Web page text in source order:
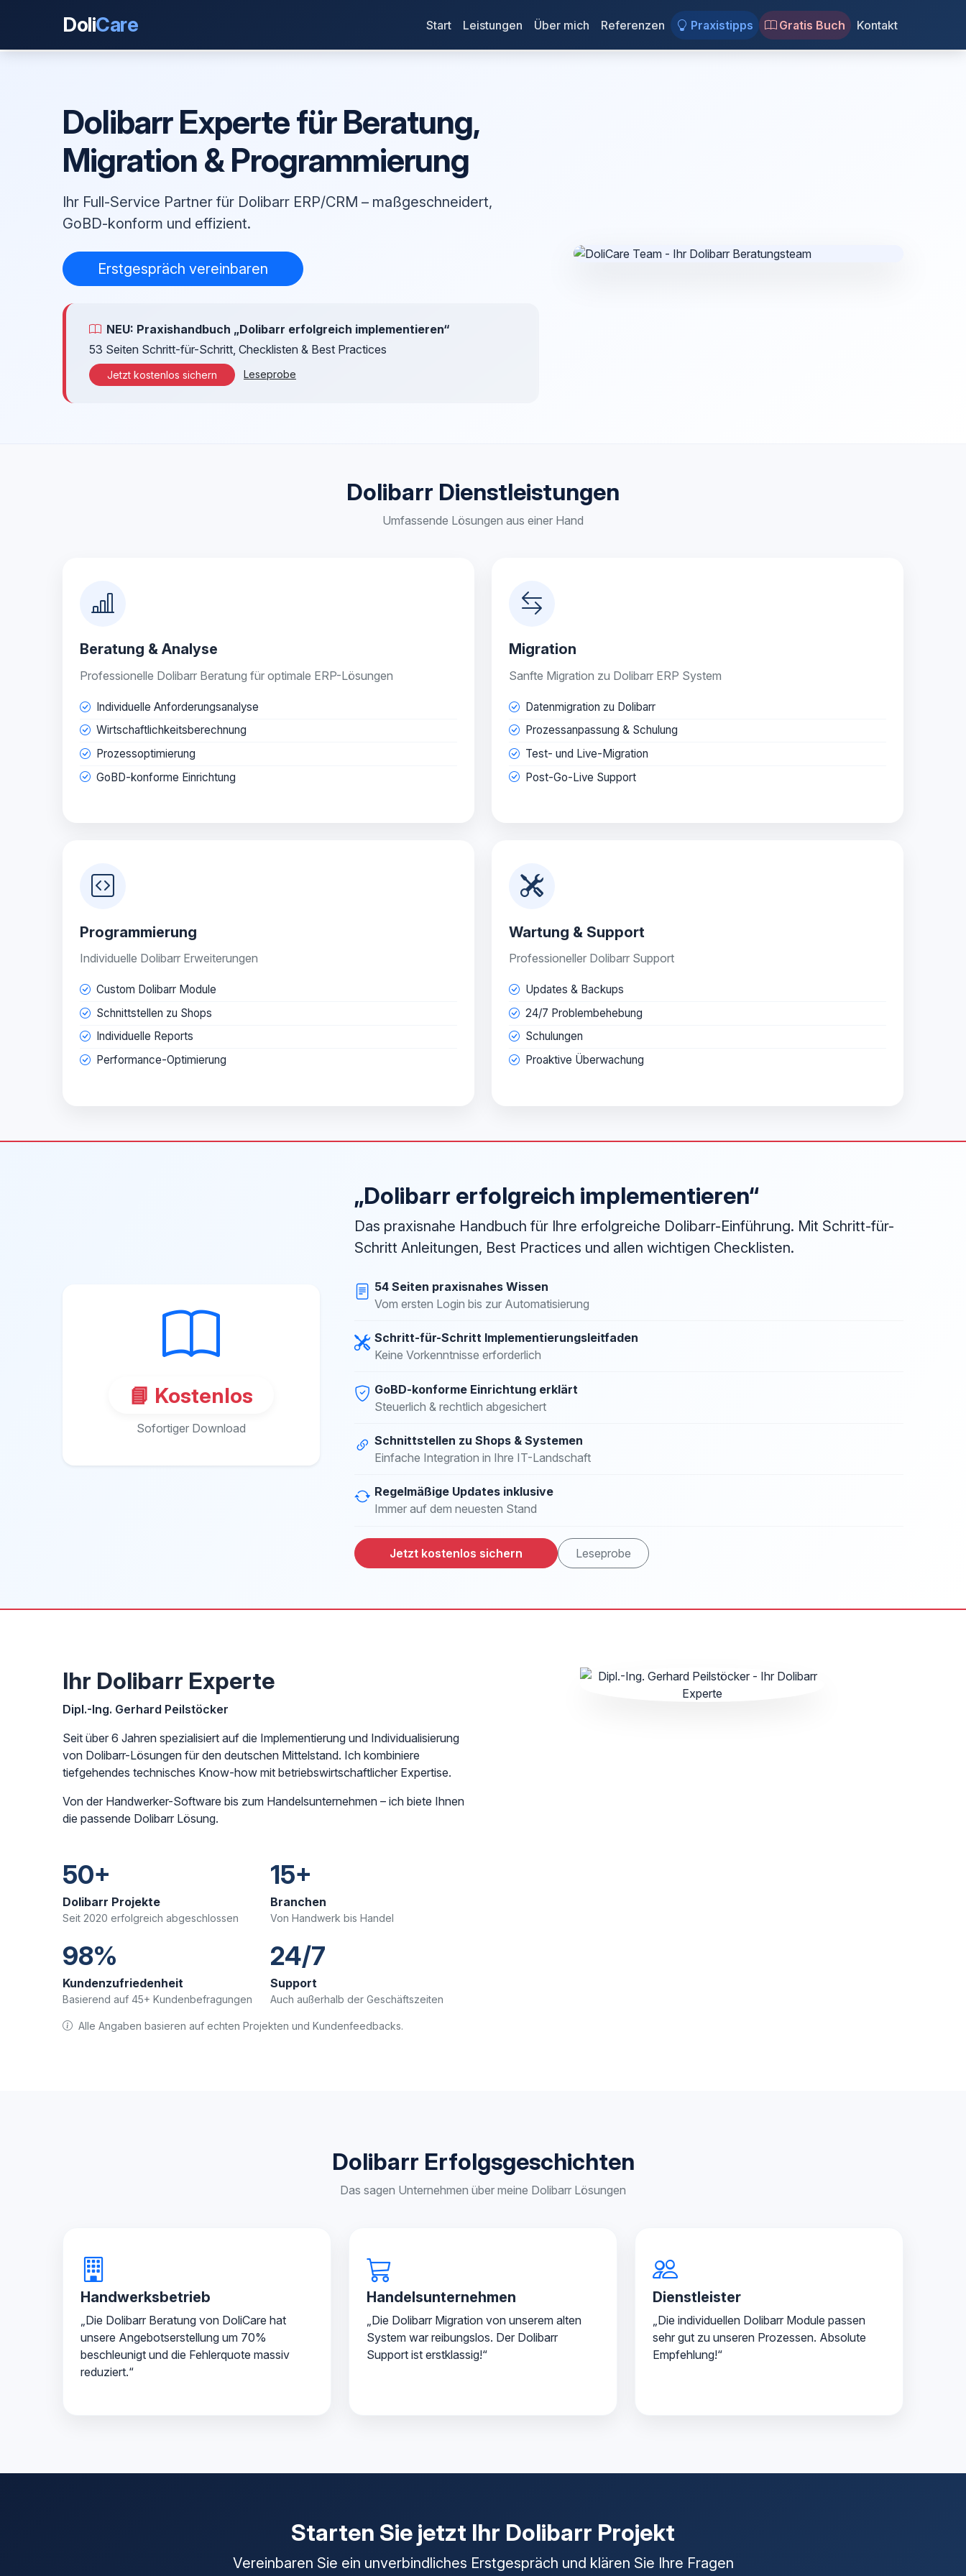
DoliCare Start Leistungen Über mich Referenzen Praxistipps Gratis Buch Kontakt
Dolibarr Experte für Beratung,
Migration & Programmierung
Ihr Full-Service Partner für Dolibarr ERP/CRM – maßgeschneidert,
GoBD-konform und effizient.
Erstgespräch vereinbaren
NEU: Praxishandbuch „Dolibarr erfolgreich implementieren“
53 Seiten Schritt-für-Schritt, Checklisten & Best Practices
Jetzt kostenlos sichern Leseprobe
Dolibarr Dienstleistungen
Umfassende Lösungen aus einer Hand
Beratung & Analyse
Professionelle Dolibarr Beratung für optimale ERP-Lösungen
Individuelle Anforderungsanalyse
Wirtschaftlichkeitsberechnung
Prozessoptimierung
GoBD-konforme Einrichtung
Migration
Sanfte Migration zu Dolibarr ERP System
Datenmigration zu Dolibarr
Prozessanpassung & Schulung
Test- und Live-Migration
Post-Go-Live Support
Programmierung
Individuelle Dolibarr Erweiterungen
Custom Dolibarr Module
Schnittstellen zu Shops
Individuelle Reports
Performance-Optimierung
Wartung & Support
Professioneller Dolibarr Support
Updates & Backups
24/7 Problembehebung
Schulungen
Proaktive Überwachung
📘 Kostenlos
Sofortiger Download
„Dolibarr erfolgreich implementieren“
Das praxisnahe Handbuch für Ihre erfolgreiche Dolibarr-Einführung. Mit Schritt-für-
Schritt Anleitungen, Best Practices und allen wichtigen Checklisten.
54 Seiten praxisnahes Wissen
Vom ersten Login bis zur Automatisierung
Schritt-für-Schritt Implementierungsleitfaden
Keine Vorkenntnisse erforderlich
GoBD-konforme Einrichtung erklärt
Steuerlich & rechtlich abgesichert
Schnittstellen zu Shops & Systemen
Einfache Integration in Ihre IT-Landschaft
Regelmäßige Updates inklusive
Immer auf dem neuesten Stand
Jetzt kostenlos sichern Leseprobe
Ihr Dolibarr Experte
Dipl.-Ing. Gerhard Peilstöcker
Seit über 6 Jahren spezialisiert auf die Implementierung und Individualisierung
von Dolibarr-Lösungen für den deutschen Mittelstand. Ich kombiniere
tiefgehendes technisches Know-how mit betriebswirtschaftlicher Expertise.
Von der Handwerker-Software bis zum Handelsunternehmen – ich biete Ihnen
die passende Dolibarr Lösung.
50+
Dolibarr Projekte
Seit 2020 erfolgreich abgeschlossen
15+
Branchen
Von Handwerk bis Handel
98%
Kundenzufriedenheit
Basierend auf 45+ Kundenbefragungen
24/7
Support
Auch außerhalb der Geschäftszeiten
Alle Angaben basieren auf echten Projekten und Kundenfeedbacks.
Dolibarr Erfolgsgeschichten
Das sagen Unternehmen über meine Dolibarr Lösungen
Handwerksbetrieb
„Die Dolibarr Beratung von DoliCare hat
unsere Angebotserstellung um 70%
beschleunigt und die Fehlerquote massiv
reduziert.“
Handelsunternehmen
„Die Dolibarr Migration von unserem alten
System war reibungslos. Der Dolibarr
Support ist erstklassig!“
Dienstleister
„Die individuellen Dolibarr Module passen
sehr gut zu unseren Prozessen. Absolute
Empfehlung!“
Starten Sie jetzt Ihr Dolibarr Projekt
Vereinbaren Sie ein unverbindliches Erstgespräch und klären Sie Ihre Fragen